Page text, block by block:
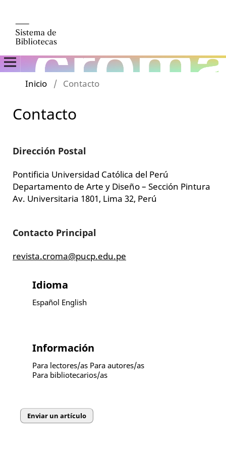
Inicio / Contacto
Contacto
Dirección Postal
Pontificia Universidad Católica del Perú
Departamento de Arte y Diseño – Sección Pintura
Av. Universitaria 1801, Lima 32, Perú
Contacto Principal
revista.croma@pucp.edu.pe
Idioma
Español English
Información
Para lectores/as Para autores/as
Para bibliotecarios/as
Enviar un artículo